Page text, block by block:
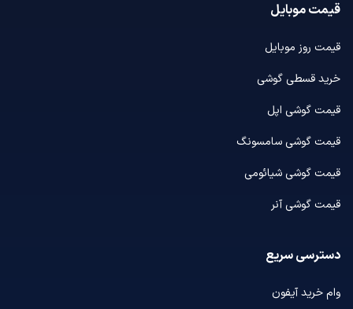
قیمت موبایل
قیمت روز موبایل
خرید قسطی گوشی
قیمت گوشی اپل
قیمت گوشی سامسونگ
قیمت گوشی شیائومی
قیمت گوشی آنر
دسترسی سریع
وام خرید آیفون